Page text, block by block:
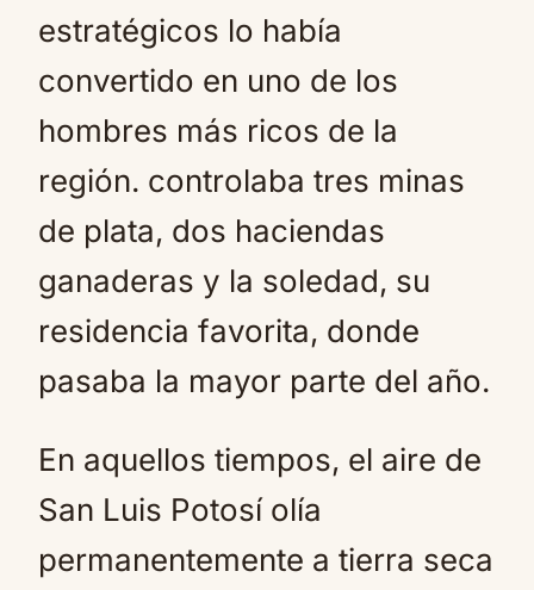
estratégicos lo había
convertido en uno de los
hombres más ricos de la
región. controlaba tres minas
de plata, dos haciendas
ganaderas y la soledad, su
residencia favorita, donde
pasaba la mayor parte del año.
En aquellos tiempos, el aire de
San Luis Potosí olía
permanentemente a tierra seca